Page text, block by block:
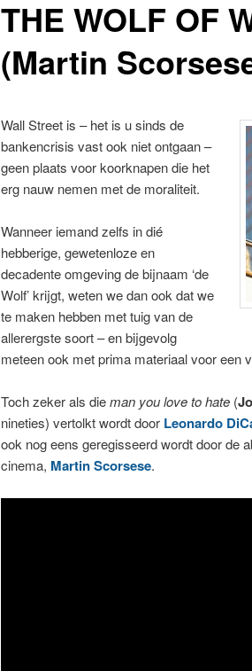
THE WOLF OF
(Martin
Wall Street is – het is u sinds de
bankencrisis vast ook niet ontgaan –
geen plaats voor koorknapen die het
erg nauw nemen met de moraliteit.
Wanneer iemand zelfs in dié
hebberige, gewetenloze en
decadente omgeving de bijnaam ‘de
Wolf’ krijgt, weten we dan ook dat we
te maken hebben met tuig van de
allerergste soort – en bijgevolg
meteen ook met prima materiaal voor een
Toch zeker als dieman you love to hate(
nineties) vertolkt wordt door Leonardo
ook nog eens geregisseerd wordt door de
cinema, Martin Scorsese.